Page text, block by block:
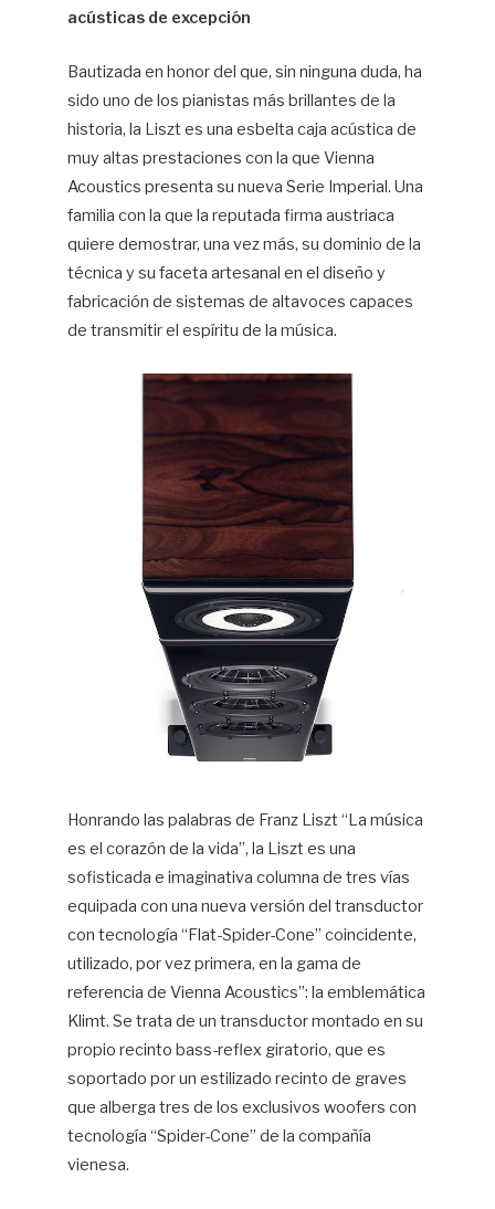
acústicas de excepción
Bautizada en honor del que, sin ninguna duda, ha
sido uno de los pianistas más brillantes de la
historia, la Liszt es una esbelta caja acústica de
muy altas prestaciones con la que Vienna
Acoustics presenta su nueva Serie Imperial. Una
familia con la que la reputada firma austriaca
quiere demostrar, una vez más, su dominio de la
técnica y su faceta artesanal en el diseño y
fabricación de sistemas de altavoces capaces
de transmitir el espíritu de la música.
Honrando las palabras de Franz Liszt “La música
es el corazón de la vida”, la Liszt es una
sofisticada e imaginativa columna de tres vías
equipada con una nueva versión del transductor
con tecnología “Flat-Spider-Cone” coincidente,
utilizado, por vez primera, en la gama de
referencia de Vienna Acoustics”: la emblemática
Klimt. Se trata de un transductor montado en su
propio recinto bass-reflex giratorio, que es
soportado por un estilizado recinto de graves
que alberga tres de los exclusivos woofers con
tecnología “Spider-Cone” de la compañía
vienesa.